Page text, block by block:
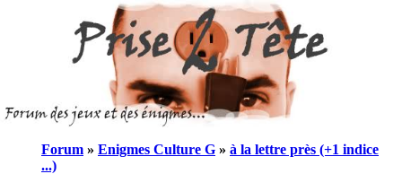
Forum » Enigmes Culture G » à la lettre près (+1 indice
...)